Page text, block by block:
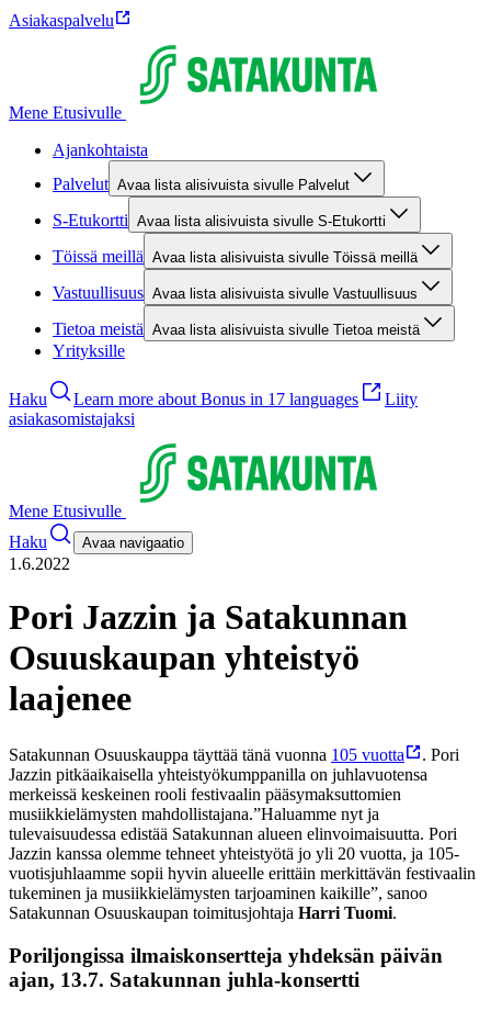
Asiakaspalvelu
Mene Etusivulle
Ajankohtaista
Palvelut Avaa lista alisivuista sivulle Palvelut
S-Etukortti Avaa lista alisivuista sivulle S-Etukortti
Töissä meillä Avaa lista alisivuista sivulle Töissä meillä
Vastuullisuus Avaa lista alisivuista sivulle Vastuullisuus
Tietoa meistä Avaa lista alisivuista sivulle Tietoa meistä
Yrityksille
Haku Learn more about Bonus in 17 languages
Liity
asiakasomistajaksi
Mene Etusivulle
Haku
Avaa navigaatio
1.6.2022
Pori Jazzin ja Satakunnan
Osuuskaupan yhteistyö
laajenee
Satakunnan Osuuskauppa täyttää tänä vuonna 105 vuotta
. Pori
Jazzin pitkäaikaisella yhteistyökumppanilla on juhlavuotensa
merkeissä keskeinen rooli festivaalin pääsymaksuttomien
musiikkielämysten mahdollistajana.”Haluamme nyt ja
tulevaisuudessa edistää Satakunnan alueen elinvoimaisuutta. Pori
Jazzin kanssa olemme tehneet yhteistyötä jo yli 20 vuotta, ja 105-
vuotisjuhlaamme sopii hyvin alueelle erittäin merkittävän festivaalin
tukeminen ja musiikkielämysten tarjoaminen kaikille”, sanoo
Satakunnan Osuuskaupan toimitusjohtaja Harri Tuomi.
Poriljongissa ilmaiskonsertteja yhdeksän päivän
ajan, 13.7. Satakunnan juhla-konsertti